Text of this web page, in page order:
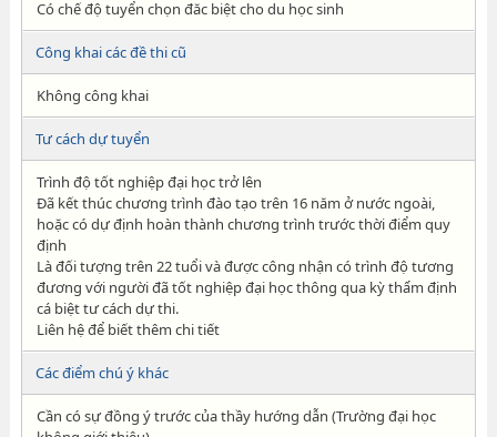
Có chế độ tuyển chọn đăc biệt cho du học sinh
Công khai các đề thi cũ
Không công khai
Tư cách dự tuyển
Trình độ tốt nghiệp đại học trở lên
Đã kết thúc chương trình đào tạo trên 16 năm ở nước ngoài,
hoặc có dự định hoàn thành chương trình trước thời điểm quy
định
Là đối tượng trên 22 tuổi và được công nhận có trình độ tương
đương với người đã tốt nghiệp đại học thông qua kỳ thẩm định
cá biệt tư cách dự thi.
Liên hệ để biết thêm chi tiết
Các điểm chú ý khác
Cần có sự đồng ý trước của thầy hướng dẫn (Trường đại học